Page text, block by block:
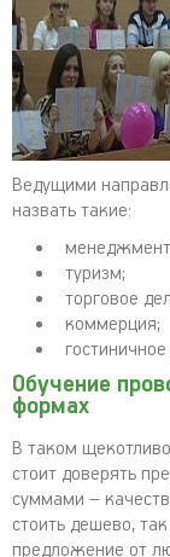
Ведущими
назвать такие:
туризм;
торговое
коммерция;
Обучение
формах
В таком
стоит доверять
суммами –
стоить дешево,
предложение от